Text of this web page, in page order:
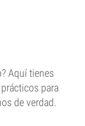
Aquí tienes
para
de verdad.